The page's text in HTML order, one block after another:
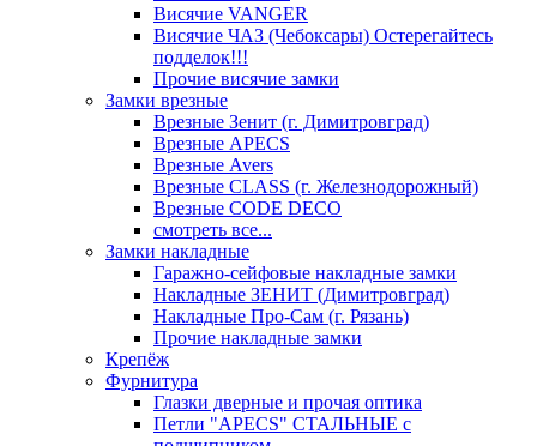
Висячие VANGER
Висячие ЧАЗ (Чебоксары) Остерегайтесь
подделок!!!
Прочие висячие замки
Замки врезные
Врезные Зенит (г. Димитровград)
Врезные APECS
Врезные Avers
Врезные CLASS (г. Железнодорожный)
Врезные CODE DECO
смотреть все...
Замки накладные
Гаражно-сейфовые накладные замки
Накладные ЗЕНИТ (Димитровград)
Накладные Про-Сам (г. Рязань)
Прочие накладные замки
Крепёж
Фурнитура
Глазки дверные и прочая оптика
Петли "APECS" СТАЛЬНЫЕ с